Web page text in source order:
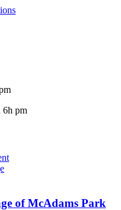
6h pm
of McAdams Park